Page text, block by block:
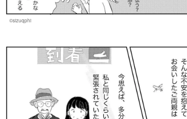
©sizuqphi